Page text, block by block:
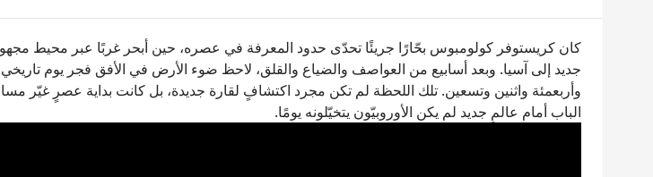
كان كريستوفر كولومبوس بحّارًا جريئًا تحدّى حدود المعرفة في عصره، حين أبحر غربًا عبر محيط
جديد إلى آسيا. وبعد أسابيع من العواصف والضياع والقلق، لاحظ ضوء الأرض في الأفق فجر يوم
وأربعمئة واثنين وتسعين. تلك اللحظة لم تكن مجرد اكتشافٍ لقارة جديدة، بل كانت بداية عصرٍ غيّر مسار
الباب أمام عالمٍ جديد لم يكن الأوروبيّون يتخيّلونه يومًا.